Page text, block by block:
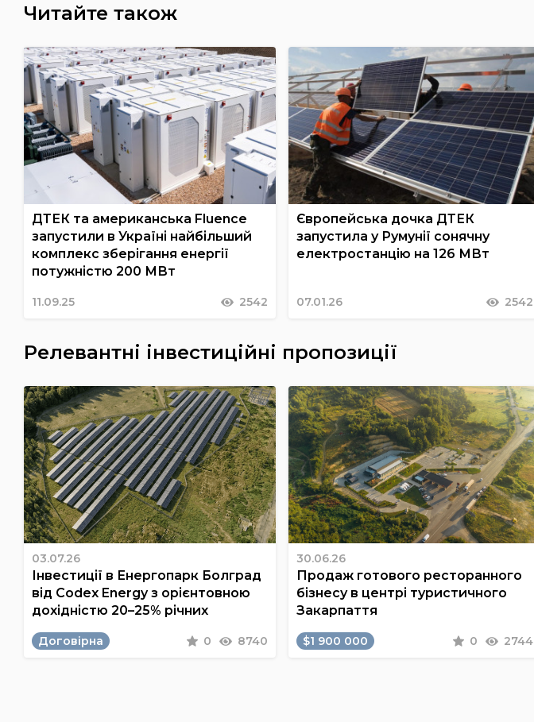
Читайте також
ДТЕК та американська Fluence
запустили в Україні найбільший
комплекс зберігання енергії
потужністю 200 МВт
11.09.25 2542
Європейська дочка ДТЕК
запустила у Румунії сонячну
електростанцію на 126 МВт
07.01.26 2542
Релевантні інвестиційні пропозиції
03.07.26
Інвестиції в Енергопарк Болград
від Codex Energy з орієнтовною
дохідністю 20–25% річних
Договірна 0 8740
30.06.26
Продаж готового ресторанного
бізнесу в центрі туристичного
Закарпаття
$1 900 000 0 2744